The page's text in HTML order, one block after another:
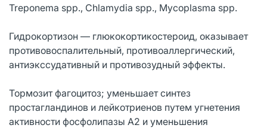
Treponema spp., Chlamydia spp., Mycoplasma spp.
Гидрокортизон — глюкокортикостероид, оказывает
противовоспалительный, противоаллергический,
антиэкссудативный и противозудный эффекты.
Тормозит фагоцитоз; уменьшает синтез
простагландинов и лейкотриенов путем угнетения
активности фосфолипазы А2 и уменьшения